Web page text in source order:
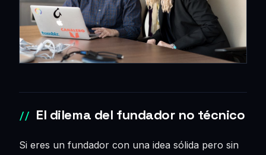
El dilema del fundador no técnico
Si eres un fundador con una idea sólida pero sin